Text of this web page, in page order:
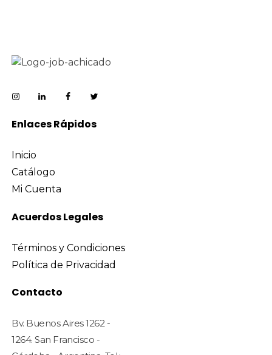
Fundas Estándar
Línea Cofia
Línea Fundas Protectoras
Fundas Para Exterior
Línea Clásica
Línea Vivero
Enlaces Rápidos
Inicio
Catálogo
Mi Cuenta
Acuerdos Legales
Términos y Condiciones
Política de Privacidad
Contacto
Bv. Buenos Aires 1262 -
1264. San Francisco -